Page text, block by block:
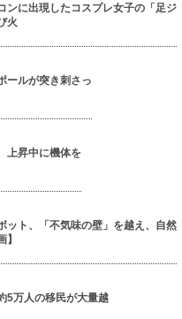
ンに出現したコスプレ女子の「足ジ
火
ールが突き刺さっ
上昇中に機体を
ット、「不気味の壁」を越え、自然
5万人の移民が大量越